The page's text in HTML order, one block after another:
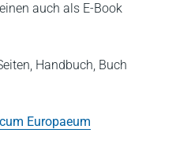
auch als E-Book
Handbuch, Buch
Europaeum